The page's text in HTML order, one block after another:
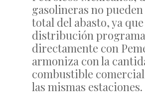
gasolineras no
total del abasto, ya
distribución
directamente con
armoniza con la
combustible
las mismas estaciones.